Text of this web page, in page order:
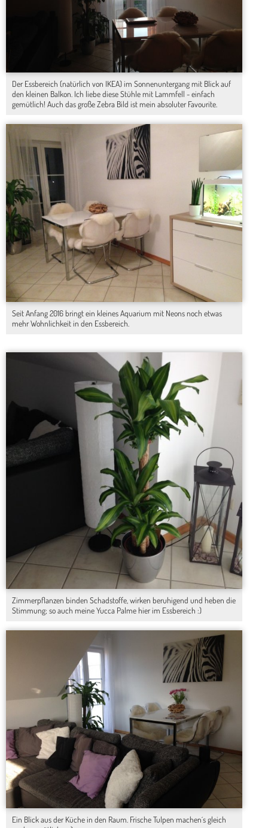
Der Essbereich (natürlich von IKEA) im Sonnenuntergang mit Blick auf
den kleinen Balkon. Ich liebe diese Stühle mit Lammfell - einfach
gemütlich! Auch das große Zebra Bild ist mein absoluter Favourite.
Seit Anfang 2016 bringt ein kleines Aquarium mit Neons noch etwas
mehr Wohnlichkeit in den Essbereich.
Zimmerpflanzen binden Schadstoffe, wirken beruhigend und heben die
Stimmung; so auch meine Yucca Palme hier im Essbereich :)
Ein Blick aus der Küche in den Raum. Frische Tulpen machen´s gleich